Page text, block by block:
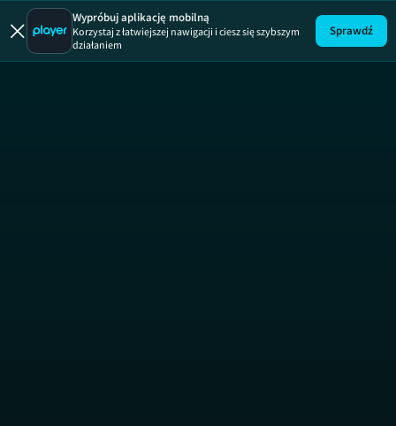
Wypróbuj aplikację mobilną
Korzystaj z łatwiejszej nawigacji i ciesz się szybszym
działaniem
Sprawdź